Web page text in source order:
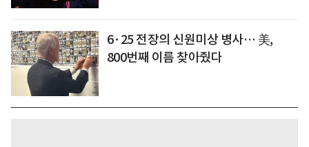
6·25 전장의 신원미상 병사… 美,
800번째 이름 찾아줬다